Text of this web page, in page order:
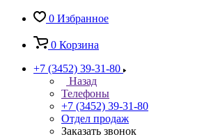
0 Избранное
0 Корзина
+7 (3452) 39-31-80
Назад
Телефоны
+7 (3452) 39-31-80
Отдел продаж
Заказать звонок